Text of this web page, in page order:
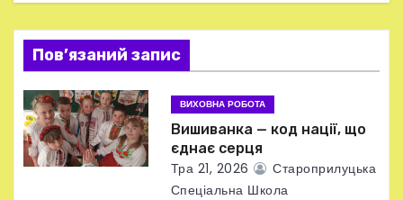
я
з
а
п
и
Пов’язаний запис
ВИХОВНА РОБОТА
Вишиванка — код нації, що
єднає серця
Тра 21, 2026
Староприлуцька
Спеціальна Школа